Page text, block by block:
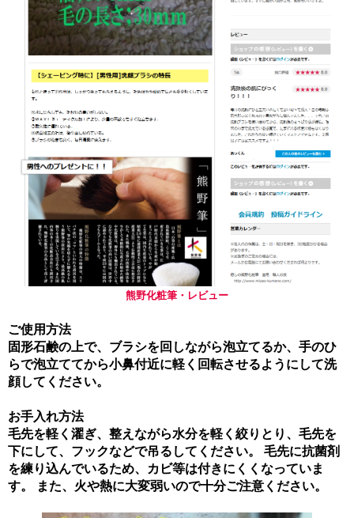
熊野化粧筆・レビュー
ご使用方法
固形石鹸の上で、ブラシを回しながら泡立てるか、手のひ
らで泡立ててから小鼻付近に軽く回転させるようにして洗
顔してください。
お手入れ方法
毛先を軽く濯ぎ、整えながら水分を軽く絞りとり、毛先を
下にして、フックなどで吊るしてください。 毛先に抗菌剤
を練り込んでいるため、カビ等は付きにくくなっていま
す。 また、火や熱に大変弱いので十分ご注意ください。